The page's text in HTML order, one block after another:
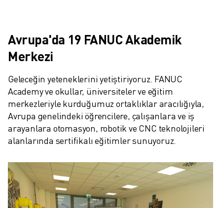
Avrupa'da 19 FANUC Akademik
Merkezi
Geleceğin yeteneklerini yetiştiriyoruz. FANUC
Academy ve okullar, üniversiteler ve eğitim
merkezleriyle kurduğumuz ortaklıklar aracılığıyla,
Avrupa genelindeki öğrencilere, çalışanlara ve iş
arayanlara otomasyon, robotik ve CNC teknolojileri
alanlarında sertifikalı eğitimler sunuyoruz.